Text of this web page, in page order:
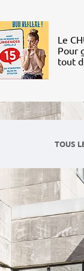
Le
Pour
tout
TOUS